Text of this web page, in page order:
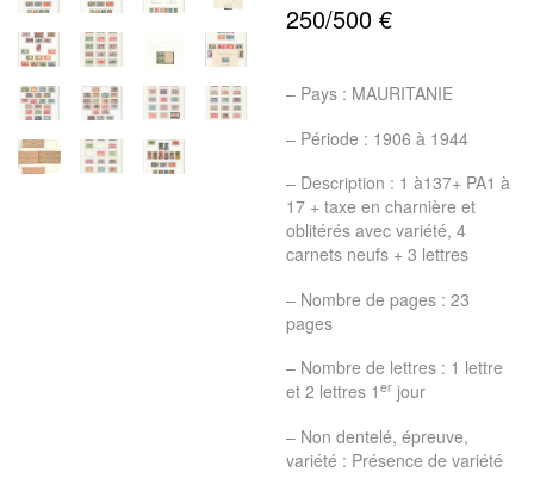
250/500 €
– Pays : MAURITANIE
– Période : 1906 à 1944
– Description : 1 à137+ PA1 à
17 + taxe en charnière et
oblitérés avec variété, 4
carnets neufs + 3 lettres
– Nombre de pages : 23
pages
– Nombre de lettres : 1 lettre
et 2 lettres 1 er jour
– Non dentelé, épreuve,
variété : Présence de variété